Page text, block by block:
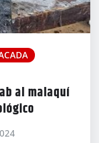
al malaquí